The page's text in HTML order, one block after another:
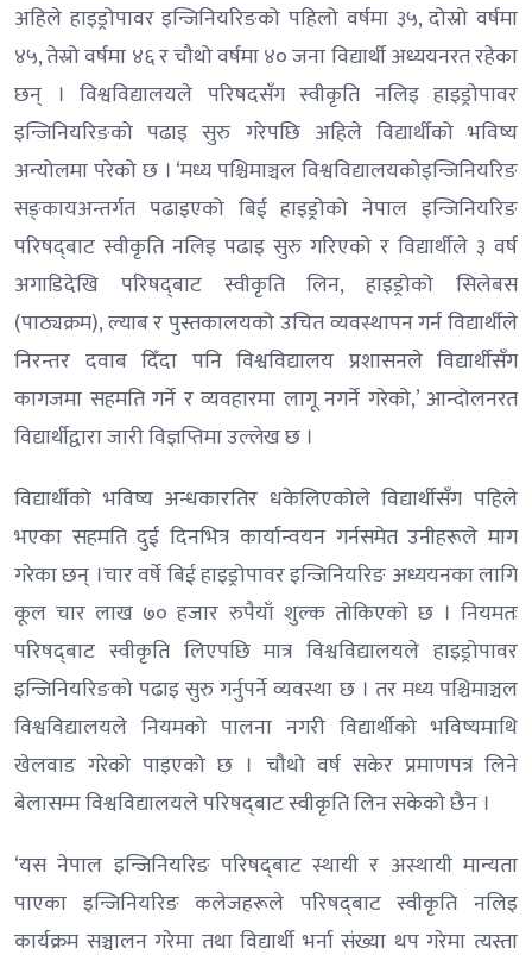
अहिले हाइड्रोपावर इन्जिनियरिङको पहिलो वर्षमा ३५, दोस्रो वर्षमा
४५, तेस्रो वर्षमा ४६ र चौथो वर्षमा ४० जना विद्यार्थी अध्ययनरत रहेका
छन् । विश्वविद्यालयले परिषदसँग स्वीकृति नलिइ हाइड्रोपावर
इन्जिनियरिङको पढाइ सुरु गरेपछि अहिले विद्यार्थीको भविष्य
अन्योलमा परेको छ । ‘मध्य पश्चिमाञ्चल विश्वविद्यालयकोइन्जिनियरिङ
सङ्‌कायअन्तर्गत पढाइएको बिई हाइड्रोको नेपाल इन्जिनियरिङ
परिषद्‌बाट स्वीकृति नलिइ पढाइ सुरु गरिएको र विद्यार्थीले ३ वर्ष
अगाडिदेखि परिषद्‌बाट स्वीकृति लिन, हाइड्रोको सिलेबस
(पाठ्यक्रम), ल्याब र पुस्तकालयको उचित व्यवस्थापन गर्न विद्यार्थीले
निरन्तर दवाब दिँदा पनि विश्वविद्यालय प्रशासनले विद्यार्थीसँग
कागजमा सहमति गर्ने र व्यवहारमा लागू नगर्ने गरेको,’ आन्दोलनरत
विद्यार्थीद्वारा जारी विज्ञप्तिमा उल्लेख छ ।
विद्यार्थीको भविष्य अन्धकारतिर धकेलिएकोले विद्यार्थीसँग पहिले
भएका सहमति दुई दिनभित्र कार्यान्वयन गर्नसमेत उनीहरूले माग
गरेका छन् ।चार वर्षे बिई हाइड्रोपावर इन्जिनियरिङ अध्ययनका लागि
कूल चार लाख ७० हजार रुपैयाँ शुल्क तोकिएको छ । नियमतः
परिषद्‌बाट स्वीकृति लिएपछि मात्र विश्वविद्यालयले हाइड्रोपावर
इन्जिनियरिङको पढाइ सुरु गर्नुपर्ने व्यवस्था छ । तर मध्य पश्चिमाञ्चल
विश्वविद्यालयले नियमको पालना नगरी विद्यार्थीको भविष्यमाथि
खेलवाड गरेको पाइएको छ । चौथो वर्ष सकेर प्रमाणपत्र लिने
बेलासम्म विश्वविद्यालयले परिषद्‌बाट स्वीकृति लिन सकेको छैन ।
‘यस नेपाल इन्जिनियरिङ परिषद्‌बाट स्थायी र अस्थायी मान्यता
पाएका इन्जिनियरिङ कलेजहरूले परिषद्‌बाट स्वीकृति नलिइ
कार्यक्रम सञ्चालन गरेमा तथा विद्यार्थी भर्ना संख्या थप गरेमा त्यस्ता